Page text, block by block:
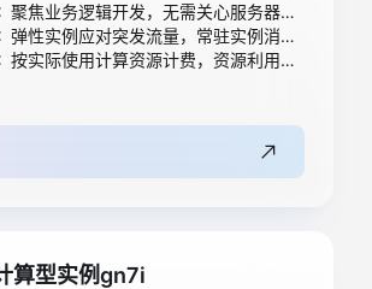
聚焦业务逻辑开发，无需关心服务器购买等运维操作
弹性实例应对突发流量，常驻实例消除冷启动
按实际使用计算资源计费，资源利用率高
算型实例gn7i